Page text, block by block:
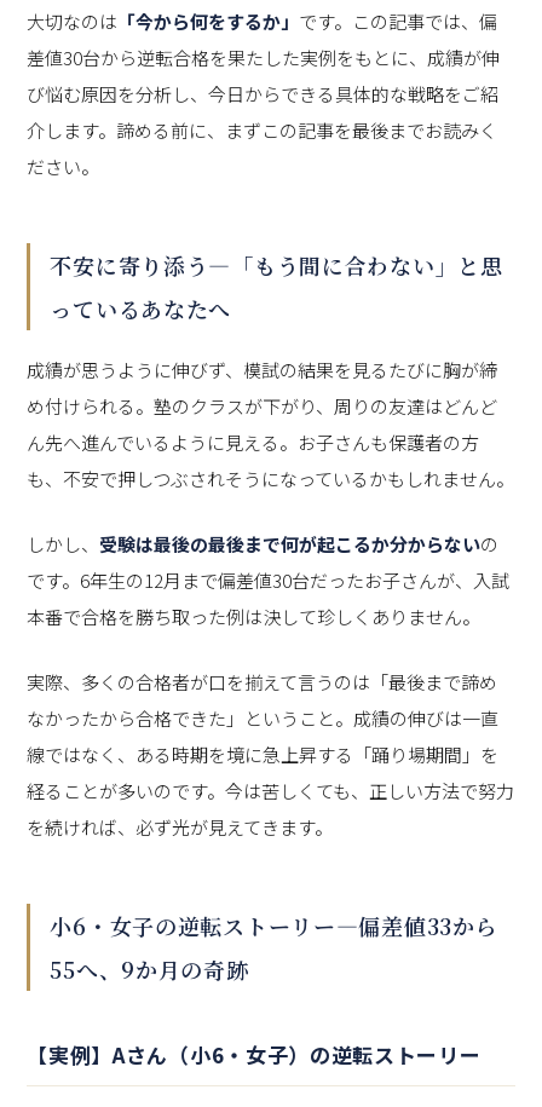
大切なのは 「今から何をするか」 です。この記事では、偏
差値30台から逆転合格を果たした実例をもとに、成績が伸
び悩む原因を分析し、今日からできる具体的な戦略をご紹
介します。諦める前に、まずこの記事を最後までお読みく
ださい。
不安に寄り添う—「もう間に合わない」と思
っているあなたへ
成績が思うように伸びず、模試の結果を見るたびに胸が締
め付けられる。塾のクラスが下がり、周りの友達はどんど
ん先へ進んでいるように見える。お子さんも保護者の方
も、不安で押しつぶされそうになっているかもしれません。
しかし、 受験は最後の最後まで何が起こるか分からないの
です。6年生の12月まで偏差値30台だったお子さんが、入試
本番で合格を勝ち取った例は決して珍しくありません。
実際、多くの合格者が口を揃えて言うのは「最後まで諦め
なかったから合格できた」ということ。成績の伸びは一直
線ではなく、ある時期を境に急上昇する「踊り場期間」を
経ることが多いのです。今は苦しくても、正しい方法で努力
を続ければ、必ず光が見えてきます。
小6・女子の逆転ストーリー—偏差値33から
55へ、9か月の奇跡
【実例】Aさん（小6・女子）の逆転ストーリー